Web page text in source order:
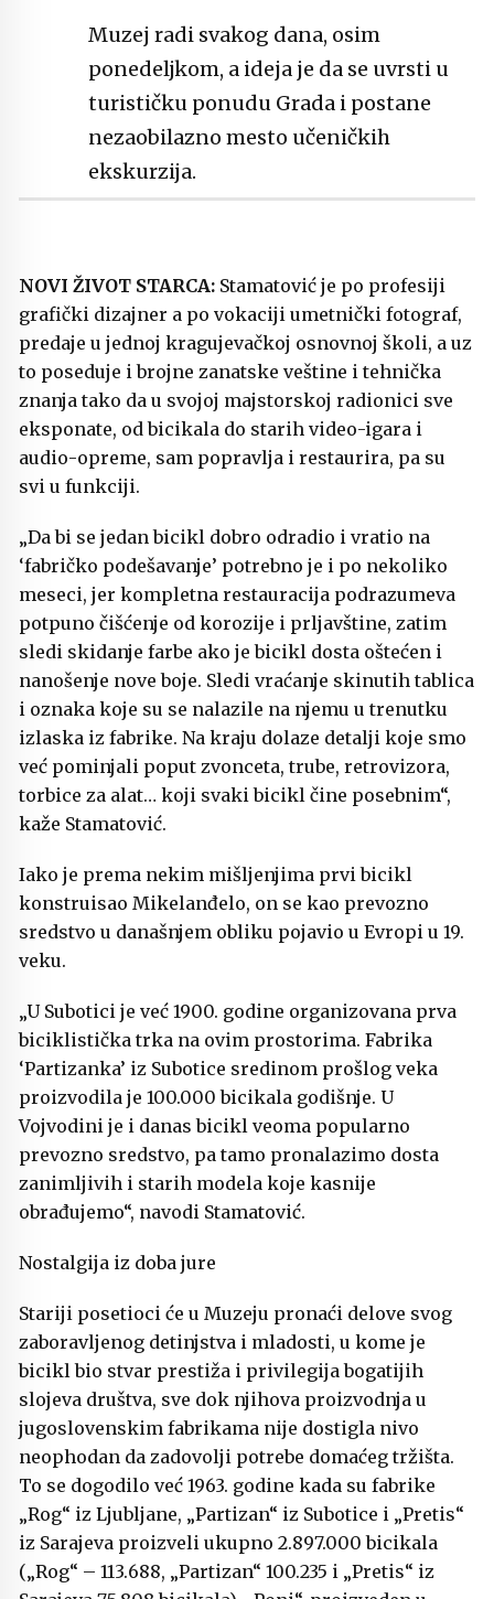
Muzej radi svakog dana, osim
ponedeljkom, a ideja je da se uvrsti u
turističku ponudu Grada i postane
nezaobilazno mesto učeničkih
ekskurzija.
NOVI ŽIVOT STARCA: Stamatović je po profesiji
grafički dizajner a po vokaciji umetnički fotograf,
predaje u jednoj kragujevačkoj osnovnoj školi, a uz
to poseduje i brojne zanatske veštine i tehnička
znanja tako da u svojoj majstorskoj radionici sve
eksponate, od bicikala do starih video-igara i
audio-opreme, sam popravlja i restaurira, pa su
svi u funkciji.
„Da bi se jedan bicikl dobro odradio i vratio na
‘fabričko podešavanje’ potrebno je i po nekoliko
meseci, jer kompletna restauracija podrazumeva
potpuno čišćenje od korozije i prljavštine, zatim
sledi skidanje farbe ako je bicikl dosta oštećen i
nanošenje nove boje. Sledi vraćanje skinutih tablica
i oznaka koje su se nalazile na njemu u trenutku
izlaska iz fabrike. Na kraju dolaze detalji koje smo
već pominjali poput zvonceta, trube, retrovizora,
torbice za alat… koji svaki bicikl čine posebnim“,
kaže Stamatović.
Iako je prema nekim mišljenjima prvi bicikl
konstruisao Mikelanđelo, on se kao prevozno
sredstvo u današnjem obliku pojavio u Evropi u 19.
veku.
„U Subotici je već 1900. godine organizovana prva
biciklistička trka na ovim prostorima. Fabrika
‘Partizanka’ iz Subotice sredinom prošlog veka
proizvodila je 100.000 bicikala godišnje. U
Vojvodini je i danas bicikl veoma popularno
prevozno sredstvo, pa tamo pronalazimo dosta
zanimljivih i starih modela koje kasnije
obrađujemo“, navodi Stamatović.
Nostalgija iz doba jure
Stariji posetioci će u Muzeju pronaći delove svog
zaboravljenog detinjstva i mladosti, u kome je
bicikl bio stvar prestiža i privilegija bogatijih
slojeva društva, sve dok njihova proizvodnja u
jugoslovenskim fabrikama nije dostigla nivo
neophodan da zadovolji potrebe domaćeg tržišta.
To se dogodilo već 1963. godine kada su fabrike
„Rog“ iz Ljubljane, „Partizan“ iz Subotice i „Pretis“
iz Sarajeva proizveli ukupno 2.897.000 bicikala
(„Rog“ – 113.688, „Partizan“ 100.235 i „Pretis“ iz